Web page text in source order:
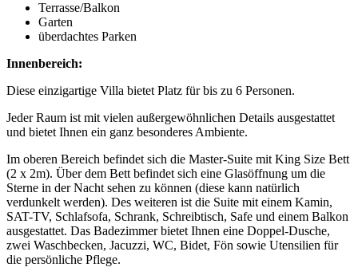
Terrasse/Balkon
Garten
überdachtes Parken
Innenbereich:
Diese einzigartige Villa bietet Platz für bis zu 6 Personen.
Jeder Raum ist mit vielen außergewöhnlichen Details ausgestattet
und bietet Ihnen ein ganz besonderes Ambiente.
Im oberen Bereich befindet sich die Master-Suite mit King Size Bett
(2 x 2m). Über dem Bett befindet sich eine Glasöffnung um die
Sterne in der Nacht sehen zu können (diese kann natürlich
verdunkelt werden). Des weiteren ist die Suite mit einem Kamin,
SAT-TV, Schlafsofa, Schrank, Schreibtisch, Safe und einem Balkon
ausgestattet. Das Badezimmer bietet Ihnen eine Doppel-Dusche,
zwei Waschbecken, Jacuzzi, WC, Bidet, Fön sowie Utensilien für
die persönliche Pflege.